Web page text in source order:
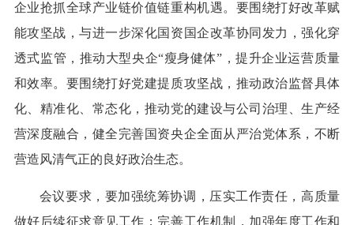
企业抢抓全球产业链价值链重构机遇。要围绕打好改革赋
能攻坚战，与进一步深化国资国企改革协同发力，强化穿
透式监管，推动大型央企“瘦身健体”，提升企业运营质量
和效率。要围绕打好党建提质攻坚战，推动政治监督具体
化、精准化、常态化，推动党的建设与公司治理、生产经
营深度融合，健全完善国资央企全面从严治党体系，不断
营造风清气正的良好政治生态。
会议要求，要加强统筹协调，压实工作责任，高质量
做好后续征求意见工作；完善工作机制，加强年度工作和